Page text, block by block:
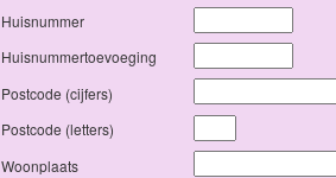
Huisnummer
Huisnummertoevoeging
Postcode (cijfers)
Postcode (letters)
Woonplaats